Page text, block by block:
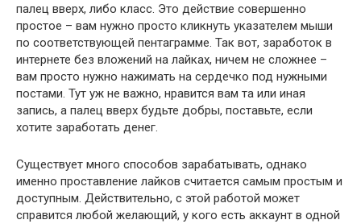
палец вверх, либо класс. Это действие совершенно
простое – вам нужно просто кликнуть указателем мыши
по соответствующей пентаграмме. Так вот, заработок в
интернете без вложений на лайках, ничем не сложнее –
вам просто нужно нажимать на сердечко под нужными
постами. Тут уж не важно, нравится вам та или иная
запись, а палец вверх будьте добры, поставьте, если
хотите заработать денег.
Существует много способов зарабатывать, однако
именно проставление лайков считается самым простым и
доступным. Действительно, с этой работой может
справится любой желающий, у кого есть аккаунт в одной